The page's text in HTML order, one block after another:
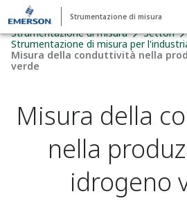
Strumentazione di misura
Strumentazione di misura
Settori
Strumentazione di misura per
Misura della conduttività nella
verde
Misura della
nella
idrogeno